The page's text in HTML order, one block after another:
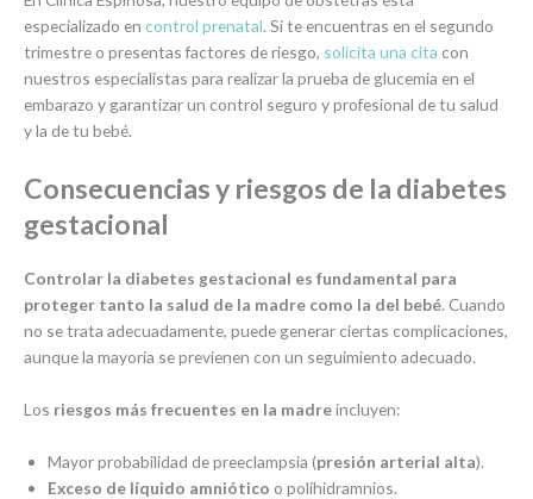
especializado en control prenatal. Si te encuentras en el segundo
trimestre o presentas factores de riesgo, solicita una cita con
nuestros especialistas para realizar la prueba de glucemia en el
embarazo y garantizar un control seguro y profesional de tu salud
y la de tu bebé.
Consecuencias y riesgos de la diabetes
gestacional
Controlar la diabetes gestacional es fundamental para
proteger tanto la salud de la madre como la del bebé. Cuando
no se trata adecuadamente, puede generar ciertas complicaciones,
aunque la mayoría se previenen con un seguimiento adecuado.
Los riesgos más frecuentes en la madreincluyen:
Mayor probabilidad de preeclampsia (presión arterial alta).
Exceso de líquido amniótico o polihidramnios.